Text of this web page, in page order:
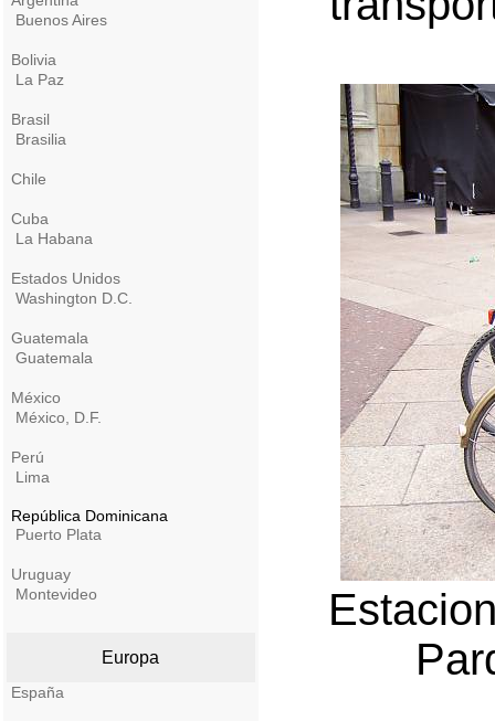
Buenos Aires
Bolivia
La Paz
Brasil
Brasilia
Chile
Cuba
La Habana
Estados Unidos
Washington D.C.
Guatemala
Guatemala
México
México, D.F.
Perú
Lima
República Dominicana
Puerto Plata
Uruguay
Montevideo
Europa
España